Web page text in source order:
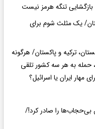
تنگه هرمز نیست
یک مثلث شوم برای
ترکیه و پاکستان/ هرگونه
علیه هر یک از 3 کشور، حمله به هر سه کشور تلقی
ایران یا اسرائیل؟
بی‌حجاب‌ها را صادر کرد!/